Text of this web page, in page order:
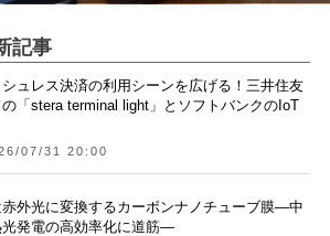
記事
ュレス決済の利用シーンを広げる！三井住友
の「stera terminal light」とソフトバンクのIoT
07/31 20:00
外光に変換するカーボンナノチューブ膜―中
光発電の高効率化に道筋―